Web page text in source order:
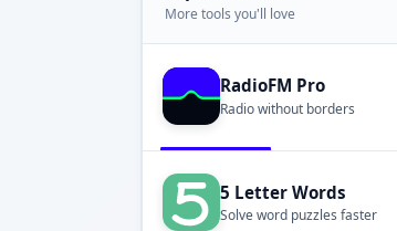
More tools you'll love
RadioFM Pro
Radio without borders
5 Letter Words
Solve word puzzles faster